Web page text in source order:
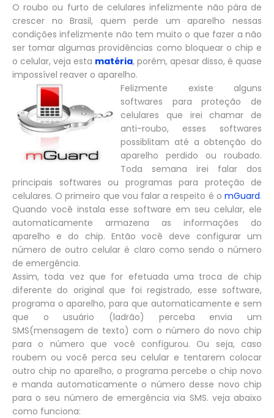
O roubo ou furto de celulares infelizmente não pára de
crescer no Brasil, quem perde um aparelho nessas
condições infelizmente não tem muito o que fazer a não
ser tomar algumas providências como bloquear o chip e
o celular, veja esta matéria, porém, apesar disso, é quase
impossível reaver o aparelho.
Felizmente existe alguns
softwares para proteção de
celulares que irei chamar de
anti-roubo, esses softwares
possiblitam até a obtenção do
aparelho perdido ou roubado.
Toda semana irei falar dos
principais softwares ou programas para proteção de
celulares. O primeiro que vou falar a respeito é o mGuard.
Quando você instala esse software em seu celular, ele
automaticamente armazena as informações do
aparelho e do chip. Então você deve configurar um
número de outro celular é claro como sendo o número
de emergência.
Assim, toda vez que for efetuada uma troca de chip
diferente do original que foi registrado, esse software,
programa o aparelho, para que automaticamente e sem
que o usuário (ladrão) perceba envia um
SMS(mensagem de texto) com o número do novo chip
para o número que você configurou. Ou seja, caso
roubem ou você perca seu celular e tentarem colocar
outro chip no aparelho, o programa percebe o chip novo
e manda automaticamente o número desse novo chip
para o seu número de emergência via SMS. veja abaixo
como funciona: